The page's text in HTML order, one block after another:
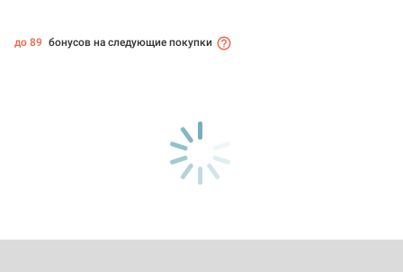
до 89 бонусов на следующие покупки